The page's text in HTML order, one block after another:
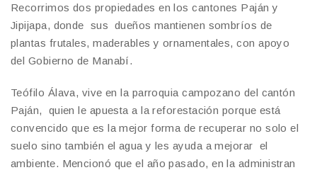
Recorrimos dos propiedades en los cantones Paján y
Jipijapa, donde sus dueños mantienen sombríos de
plantas frutales, maderables y ornamentales, con apoyo
del Gobierno de Manabí.
Teófilo Álava, vive en la parroquia campozano del cantón
Paján, quien le apuesta a la reforestación porque está
convencido que es la mejor forma de recuperar no solo el
suelo sino también el agua y les ayuda a mejorar el
ambiente. Mencionó que el año pasado, en la administran